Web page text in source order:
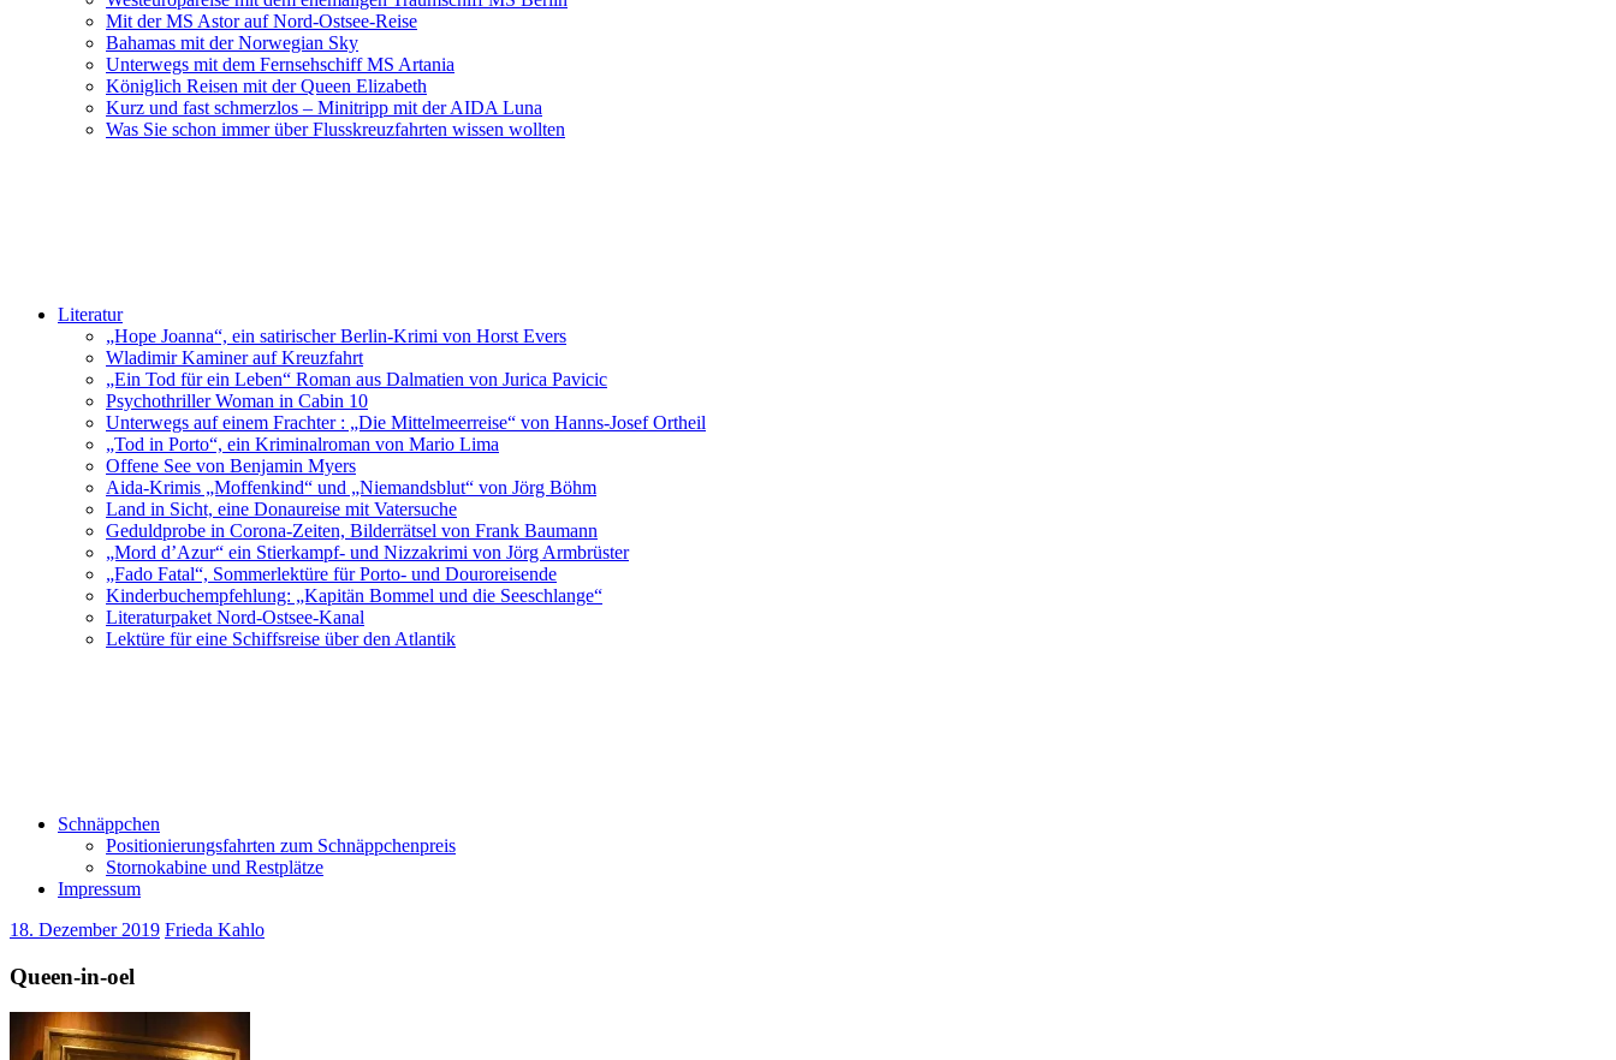
Mit der MS Astor auf Nord-Ostsee-Reise
Bahamas mit der Norwegian Sky
Unterwegs mit dem Fernsehschiff MS Artania
Königlich Reisen mit der Queen Elizabeth
Kurz und fast schmerzlos – Minitripp mit der AIDA Luna
Was Sie schon immer über Flusskreuzfahrten wissen wollten
Literatur
„Hope Joanna“, ein satirischer Berlin-Krimi von Horst Evers
Wladimir Kaminer auf Kreuzfahrt
„Ein Tod für ein Leben“ Roman aus Dalmatien von Jurica Pavicic
Psychothriller Woman in Cabin 10
Unterwegs auf einem Frachter : „Die Mittelmeerreise“ von Hanns-Josef Ortheil
„Tod in Porto“, ein Kriminalroman von Mario Lima
Offene See von Benjamin Myers
Aida-Krimis „Moffenkind“ und „Niemandsblut“ von Jörg Böhm
Land in Sicht, eine Donaureise mit Vatersuche
Geduldprobe in Corona-Zeiten, Bilderrätsel von Frank Baumann
„Mord d’Azur“ ein Stierkampf- und Nizzakrimi von Jörg Armbrüster
„Fado Fatal“, Sommerlektüre für Porto- und Douroreisende
Kinderbuchempfehlung: „Kapitän Bommel und die Seeschlange“
Literaturpaket Nord-Ostsee-Kanal
Lektüre für eine Schiffsreise über den Atlantik
Schnäppchen
Positionierungsfahrten zum Schnäppchenpreis
Stornokabine und Restplätze
Impressum
18. Dezember 2019 Frieda Kahlo
Queen-in-oel